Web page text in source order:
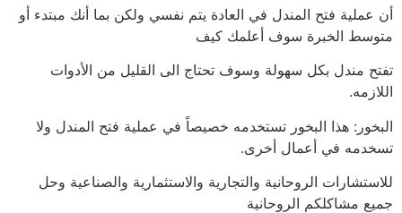
أن عملية فتح المندل في العادة يتم نفسي ولكن بما أنك مبتدء أو
متوسط الخبرة سوف أعلمك كيف
تفتح مندل بكل سهولة وسوف تحتاج الى القليل من الأدوات
اللازمه.
البخور: هذا البخور تستخدمه خصيصاً في عملية فتح المندل ولا
تسخدمه في أعمال أخرى.
للاستشارات الروحانية والتجارية والاستثمارية والصناعية وحل
جميع مشاكلكم الروحانية